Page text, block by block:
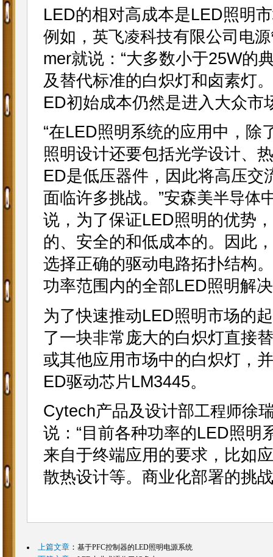
LED的相对高成本是LED照明
例如， 英飞凌科技有限公司 电
mer就说：“大多数小于25W的
及替代标准的白炽灯和卤素灯
ED初始成本仍然是进入大众市
“在LED照明系统的应用中，除
照明设计还要包括光学设计、
ED是低压器件，因此将高压交
面临许多挑战。”安森美半导体
说，为了保证LED照明的优势
的、安全的和低成本的。因此
选择正确的驱动电路拓扑结构
功率范围内的全部LED照明解
为了快速推动LED照明市场的
了一块非常庞大的白炽灯直接
或其他应用市场中的白炽灯，
ED驱动芯片LM3445。
Cytech产品及设计部工程师徐
说：“目前各种功率的LED照明
来自于终端应用的要求，比如
散热设计等。商业化部署的挑
上篇文章： 基于PFC控制器的LED照明电源系统